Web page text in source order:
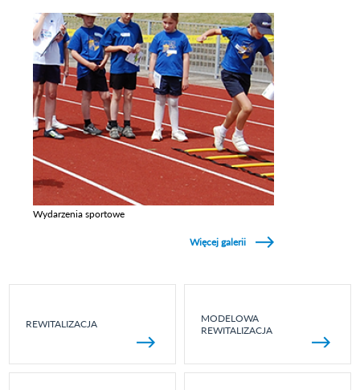
Wydarzenia sportowe
Więcej galerii
REWITALIZACJA
MODELOWA
REWITALIZACJA